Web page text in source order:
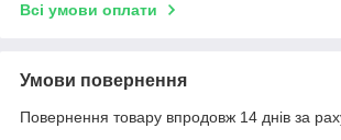
Всі умови оплати
Умови повернення
Повернення товару впродовж 14 днів за